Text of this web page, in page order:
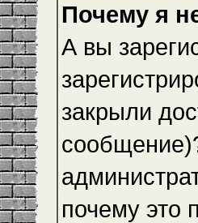
Почему я
А вы
закрыли
почему это